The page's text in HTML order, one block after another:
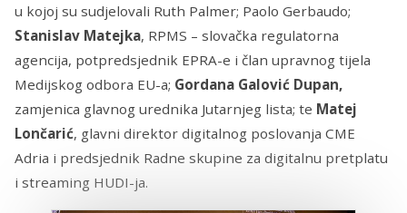
u kojoj su sudjelovali Ruth Palmer; Paolo Gerbaudo;
Stanislav Matejka, RPMS – slovačka regulatorna
agencija, potpredsjednik EPRA-e i član upravnog tijela
Medijskog odbora EU-a; Gordana Galović Dupan,
zamjenica glavnog urednika Jutarnjeg lista; te Matej
Lončarić, glavni direktor digitalnog poslovanja CME
Adria i predsjednik Radne skupine za digitalnu pretplatu
i streaming HUDI-ja.